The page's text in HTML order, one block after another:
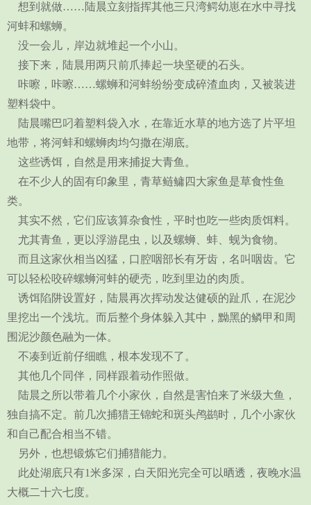
想到就做……陆晨立刻指挥其他三只湾鳄幼崽在水中寻找
河蚌和螺蛳。
没一会儿，岸边就堆起一个小山。
接下来，陆晨用两只前爪捧起一块坚硬的石头。
咔嚓，咔嚓……螺蛳和河蚌纷纷变成碎渣血肉，又被装进
塑料袋中。
陆晨嘴巴叼着塑料袋入水，在靠近水草的地方选了片平坦
地带，将河蚌和螺蛳肉均匀撒在湖底。
这些诱饵，自然是用来捕捉大青鱼。
在不少人的固有印象里，青草鲢鳙四大家鱼是草食性鱼
类。
其实不然，它们应该算杂食性，平时也吃一些肉质饵料。
尤其青鱼，更以浮游昆虫，以及螺蛳、蚌、蚬为食物。
而且这家伙相当凶猛，口腔咽部长有牙齿，名叫咽齿。它
可以轻松咬碎螺蛳河蚌的硬壳，吃到里边的肉质。
诱饵陷阱设置好，陆晨再次挥动发达健硕的趾爪，在泥沙
里挖出一个浅坑。而后整个身体躲入其中，黝黑的鳞甲和周
围泥沙颜色融为一体。
不凑到近前仔细瞧，根本发现不了。
其他几个同伴，同样跟着动作照做。
陆晨之所以带着几个小家伙，自然是害怕来了米级大鱼，
独自搞不定。前几次捕猎王锦蛇和斑头鸬鹚时，几个小家伙
和自己配合相当不错。
另外，也想锻炼它们捕猎能力。
此处湖底只有1米多深，白天阳光完全可以晒透，夜晚水温
大概二十六七度。